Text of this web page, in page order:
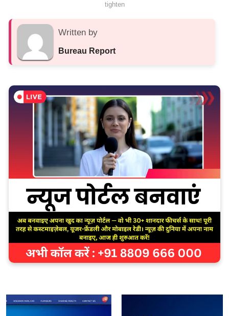
tighten
Written by
Bureau Report